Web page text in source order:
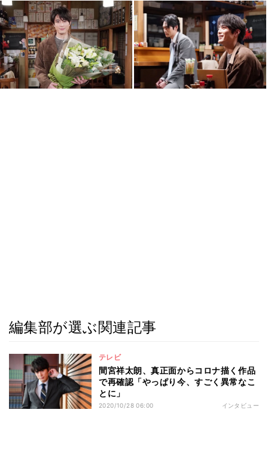
編集部が選ぶ関連記事
テレビ
間宮祥太朗、真正面からコロナ描く作品
で再確認「やっぱり今、すごく異常なこ
とに」
2020/10/28 06:00 インタビュー